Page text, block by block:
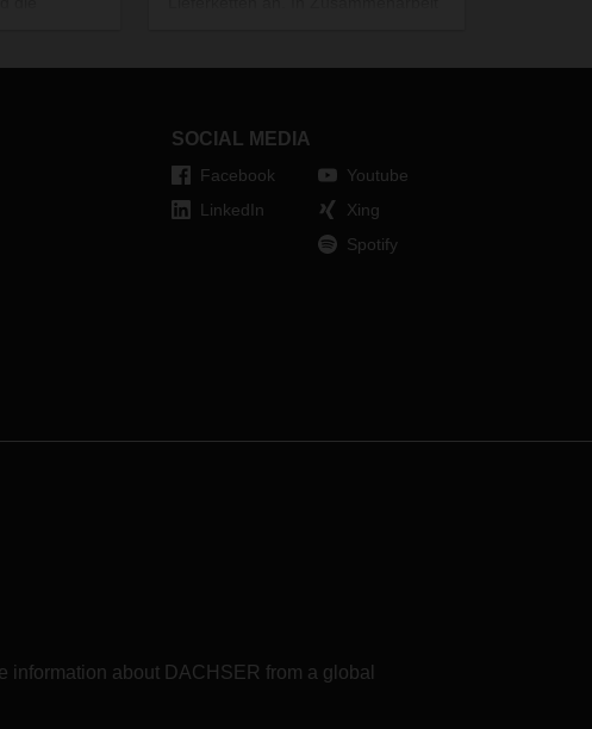
zu lassen,
die
die
man
aber
Beratungsansatz eine logistische
implementiert.
SOCIAL MEDIA
Facebook
LinkedIn
Youtube
Xing
Spotify
about DACHSER from a global